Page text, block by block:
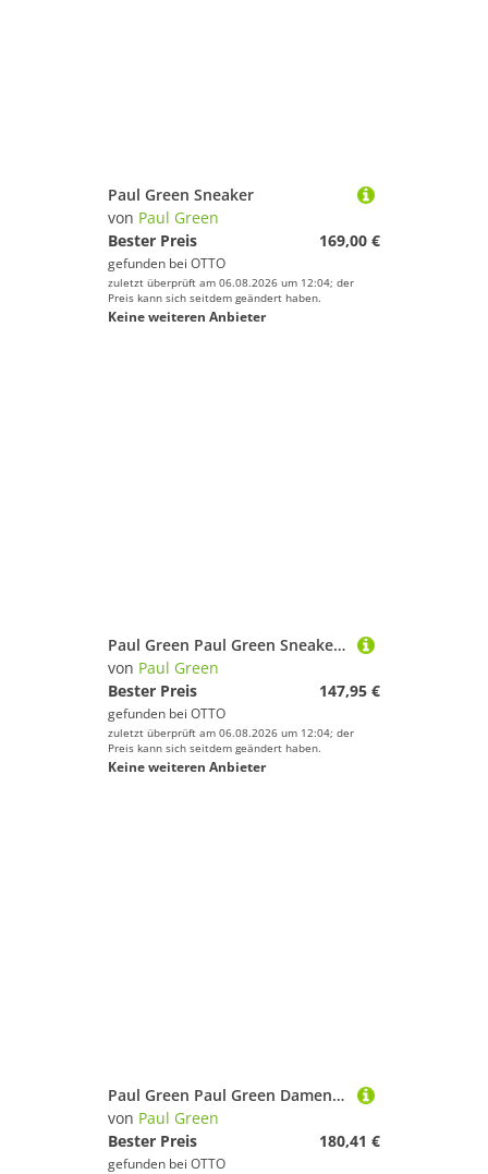
Paul Green Sneaker
von Paul Green
Bester Preis
169,00 €
gefunden bei OTTO
zuletzt überprüft am 06.08.2026 um 12:04; der
Preis kann sich seitdem geändert haben.
Keine weiteren Anbieter
Paul Green Paul Green Sneaker Leder/Textil Sneaker
von Paul Green
Bester Preis
147,95 €
gefunden bei OTTO
zuletzt überprüft am 06.08.2026 um 12:04; der
Preis kann sich seitdem geändert haben.
Keine weiteren Anbieter
Paul Green Paul Green Damen High-Top Sneaker beige Sneaker
von Paul Green
Bester Preis
180,41 €
gefunden bei OTTO